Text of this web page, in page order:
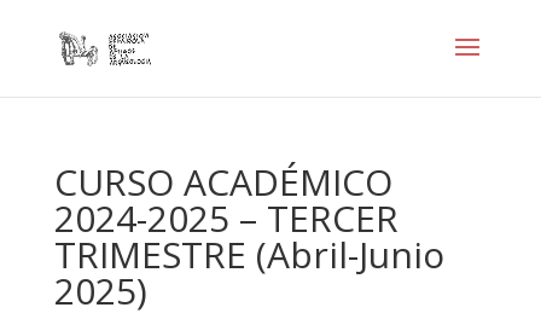
CURSO ACADÉMICO
2024-2025 – TERCER
TRIMESTRE (Abril-Junio
2025)